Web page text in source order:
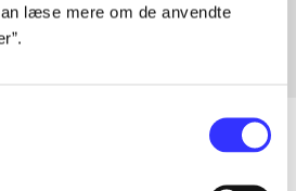
læse mere om de anvendte